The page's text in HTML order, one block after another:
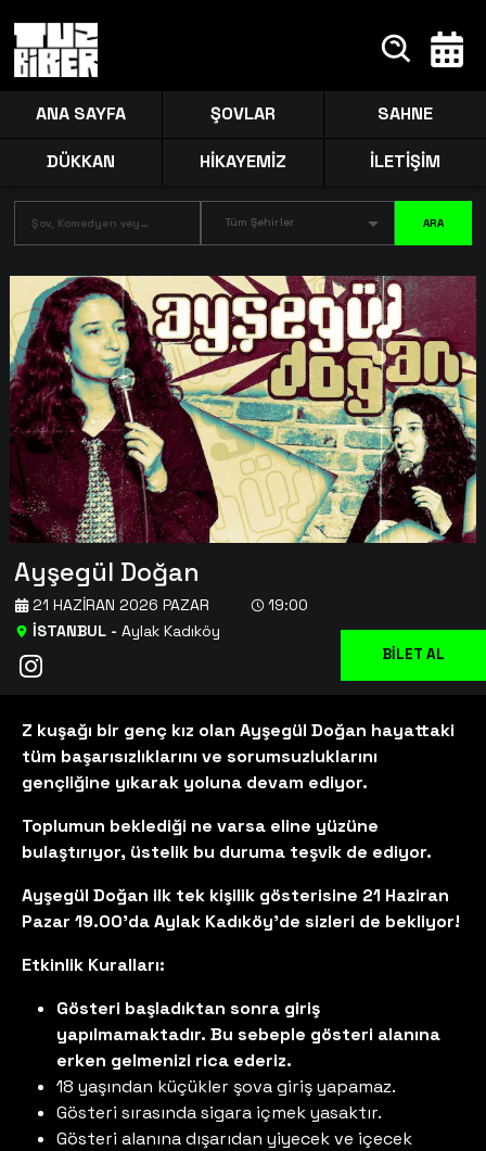
ANA SAYFA ŞOVLAR SAHNE
DÜKKAN HİKAYEMİZ İLETİŞİM
Tüm Şehirler ARA
Ayşegül Doğan
İSTANBUL- Aylak Kadıköy
21 HAZIRAN 2026 PAZAR 19:00
BİLET AL
Z kuşağı bir genç kız olan Ayşegül Doğan hayattaki
tüm başarısızlıklarını ve sorumsuzluklarını
gençliğine yıkarak yoluna devam ediyor.
Toplumun beklediği ne varsa eline yüzüne
bulaştırıyor, üstelik bu duruma teşvik de ediyor.
Ayşegül Doğan ilk tek kişilik gösterisine 21 Haziran
Pazar 19.00’da Aylak Kadıköy'de sizleri de bekliyor!
Etkinlik Kuralları:
Gösteri başladıktan sonra giriş
yapılmamaktadır. Bu sebeple gösteri alanına
erken gelmenizi rica ederiz.
18 yaşından küçükler şova giriş yapamaz.
Gösteri sırasında sigara içmek yasaktır.
Gösteri alanına dışarıdan yiyecek ve içecek